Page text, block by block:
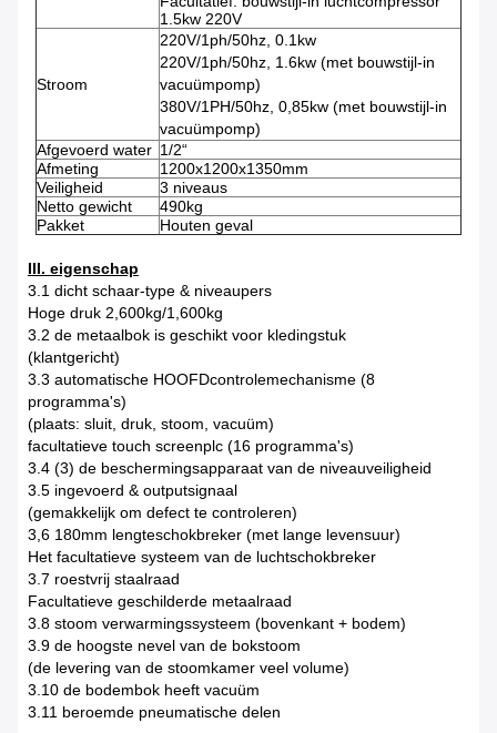
1.5kw 220V
Stroom
220V/1ph/50hz, 0.1kw
220V/1ph/50hz, 1.6kw (met bouwstijl-in
vacuümpomp)
380V/1PH/50hz, 0,85kw (met bouwstijl-in
vacuümpomp)
Afgevoerd water 1/2“
Afmeting
1200x1200x1350mm
Veiligheid
3 niveaus
Netto gewicht
490kg
Pakket
Houten geval
III. eigenschap
3.1 dicht schaar-type & niveaupers
Hoge druk 2,600kg/1,600kg
3.2 de metaalbok is geschikt voor kledingstuk
(klantgericht)
3.3 automatische HOOFDcontrolemechanisme (8
programma's)
(plaats: sluit, druk, stoom, vacuüm)
facultatieve touch screenplc (16 programma's)
3.4 (3) de beschermingsapparaat van de niveauveiligheid
3.5 ingevoerd & outputsignaal
(gemakkelijk om defect te controleren)
3,6 180mm lengteschokbreker (met lange levensuur)
Het facultatieve systeem van de luchtschokbreker
3.7 roestvrij staalraad
Facultatieve geschilderde metaalraad
3.8 stoom verwarmingssysteem (bovenkant + bodem)
3.9 de hoogste nevel van de bokstoom
(de levering van de stoomkamer veel volume)
3.10 de bodembok heeft vacuüm
3.11 beroemde pneumatische delen